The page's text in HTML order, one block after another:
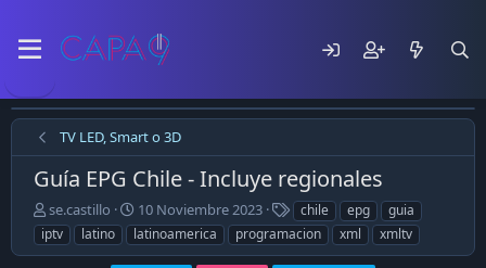
TV LED, Smart o 3D
Guía EPG Chile - Incluye regionales
E
m
p
se.castillo
F
e
c
10 Noviembre 2023
T
a
g
chile epg
guia
iptv
latino latinoamerica programacion xml xmltv